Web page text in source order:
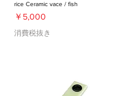
rice Ceramic vace / fish
価格
￥5,000
消費税抜き